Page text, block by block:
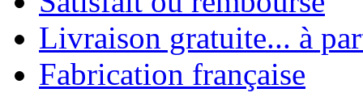
Livraison gratuite... à
Fabrication française